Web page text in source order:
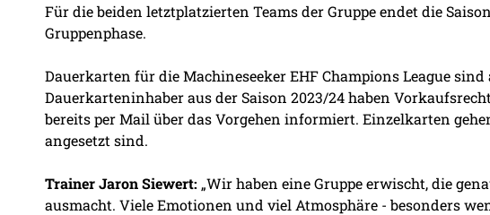
Für die beiden letztplatzierten Teams der Gruppe endet die
Gruppenphase.
Dauerkarten für die Machineseeker EHF Champions League sind
Dauerkarteninhaber aus der Saison 2023/24 haben
bereits per Mail über das Vorgehen informiert. Einzelkarten
angesetzt sind.
Trainer Jaron Siewert: „Wir haben eine Gruppe erwischt, die
ausmacht. Viele Emotionen und viel Atmosphäre - besonders